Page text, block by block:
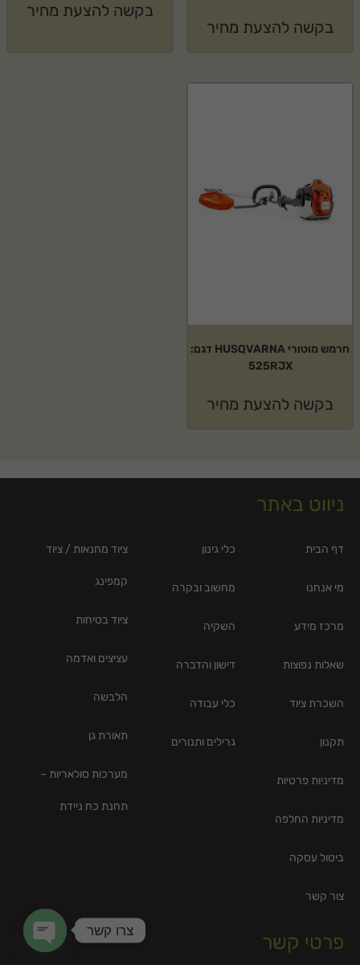
בקשה להצעת מחיר
בקשה להצעת מחיר
חרמש מוטורי HUSQVARNA דגם:
525RJX
בקשה להצעת מחיר
ניווט באתר
דף הבית
מי אנחנו
מרכז מידע
שאלות נפוצות
השכרת ציוד
תקנון
מדיניות פרטיות
מדיניות החלפה
ביטול עסקה
צור קשר
כלי גינון
מחשוב ובקרה
השקיה
דישון והדברה
כלי עבודה
גרילים ותנורים
ציוד מחנאות / ציוד
קמפינג
ציוד בטיחות
עציצים ואדמה
הלבשה
תאורת גן
מערכות סולאריות –
תחנת כח ניידת
פרטי קשר
צרו קשר